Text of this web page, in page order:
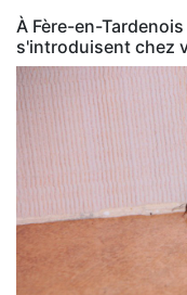
À Fère-en-
s'introduisent chez